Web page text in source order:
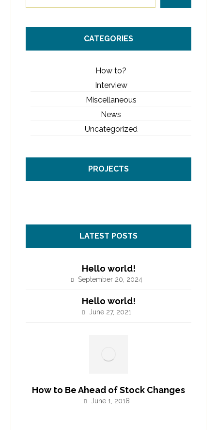
CATEGORIES
How to?
Interview
Miscellaneous
News
Uncategorized
PROJECTS
LATEST POSTS
Hello world!
September 20, 2024
Hello world!
June 27, 2021
How to Be Ahead of Stock Changes
June 1, 2018